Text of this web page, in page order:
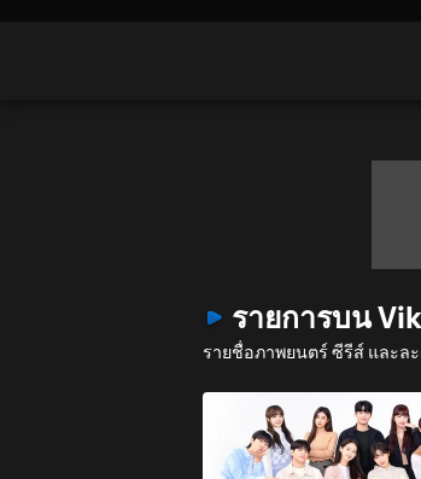
รายการบน
รายชื่อภาพยนตร์ ซีรีส์ และล